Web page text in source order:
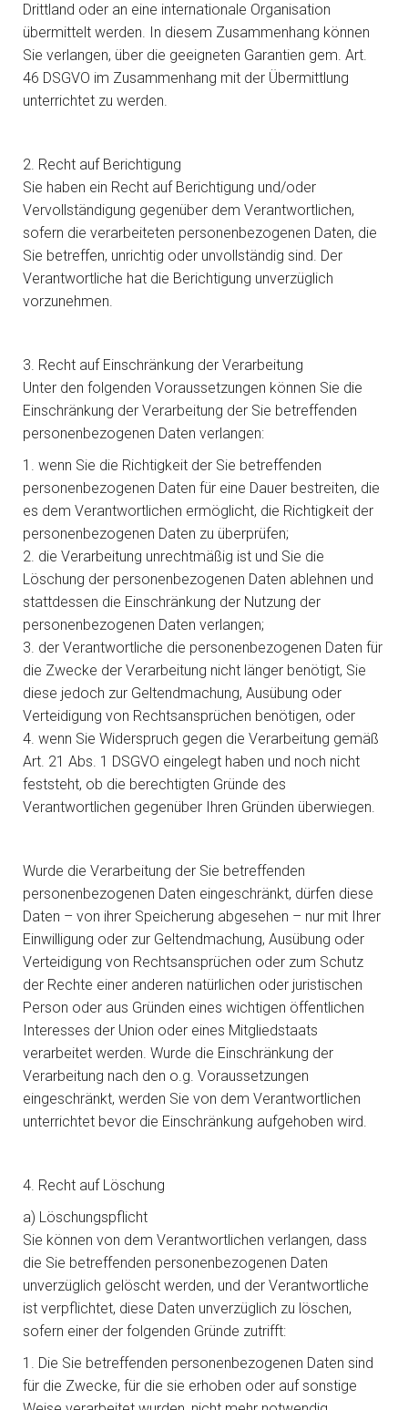
Drittland oder an eine internationale Organisation
übermittelt werden. In diesem Zusammenhang können
Sie verlangen, über die geeigneten Garantien gem. Art.
46 DSGVO im Zusammenhang mit der Übermittlung
unterrichtet zu werden.
2. Recht auf Berichtigung
Sie haben ein Recht auf Berichtigung und/oder
Vervollständigung gegenüber dem Verantwortlichen,
sofern die verarbeiteten personenbezogenen Daten, die
Sie betreffen, unrichtig oder unvollständig sind. Der
Verantwortliche hat die Berichtigung unverzüglich
vorzunehmen.
3. Recht auf Einschränkung der Verarbeitung
Unter den folgenden Voraussetzungen können Sie die
Einschränkung der Verarbeitung der Sie betreffenden
personenbezogenen Daten verlangen:
1. wenn Sie die Richtigkeit der Sie betreffenden
personenbezogenen Daten für eine Dauer bestreiten, die
es dem Verantwortlichen ermöglicht, die Richtigkeit der
personenbezogenen Daten zu überprüfen;
2. die Verarbeitung unrechtmäßig ist und Sie die
Löschung der personenbezogenen Daten ablehnen und
stattdessen die Einschränkung der Nutzung der
personenbezogenen Daten verlangen;
3. der Verantwortliche die personenbezogenen Daten für
die Zwecke der Verarbeitung nicht länger benötigt, Sie
diese jedoch zur Geltendmachung, Ausübung oder
Verteidigung von Rechtsansprüchen benötigen, oder
4. wenn Sie Widerspruch gegen die Verarbeitung gemäß
Art. 21 Abs. 1 DSGVO eingelegt haben und noch nicht
feststeht, ob die berechtigten Gründe des
Verantwortlichen gegenüber Ihren Gründen überwiegen.
Wurde die Verarbeitung der Sie betreffenden
personenbezogenen Daten eingeschränkt, dürfen diese
Daten – von ihrer Speicherung abgesehen – nur mit Ihrer
Einwilligung oder zur Geltendmachung, Ausübung oder
Verteidigung von Rechtsansprüchen oder zum Schutz
der Rechte einer anderen natürlichen oder juristischen
Person oder aus Gründen eines wichtigen öffentlichen
Interesses der Union oder eines Mitgliedstaats
verarbeitet werden. Wurde die Einschränkung der
Verarbeitung nach den o.g. Voraussetzungen
eingeschränkt, werden Sie von dem Verantwortlichen
unterrichtet bevor die Einschränkung aufgehoben wird.
4. Recht auf Löschung
a) Löschungspflicht
Sie können von dem Verantwortlichen verlangen, dass
die Sie betreffenden personenbezogenen Daten
unverzüglich gelöscht werden, und der Verantwortliche
ist verpflichtet, diese Daten unverzüglich zu löschen,
sofern einer der folgenden Gründe zutrifft:
1. Die Sie betreffenden personenbezogenen Daten sind
für die Zwecke, für die sie erhoben oder auf sonstige